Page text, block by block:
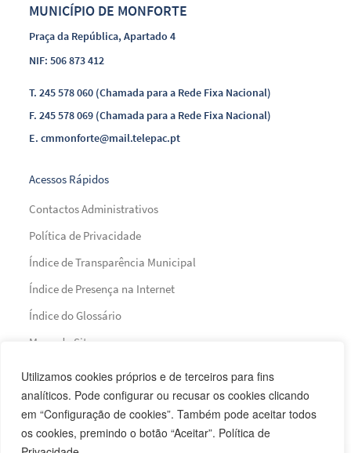
Utilizamos cookies próprios e de terceiros para fins
analíticos. Pode configurar ou recusar os cookies clicando
em “Configuração de cookies”. Também pode aceitar todos
os cookies, premindo o botão “Aceitar”. Política de
MUNICÍPIO DE MONFORTE
Praça da República, Apartado 4
NIF: 506 873 412
T.245 578 060 (Chamada para a Rede Fixa Nacional)
F.245 578 069 (Chamada para a Rede Fixa Nacional)
E.cmmonforte@mail.telepac.pt
Acessos Rápidos
Contactos Administrativos
Política de Privacidade
Índice de Transparência Municipal
Índice de Presença na Internet
Índice do Glossário
Mapa do Site
Financiamento